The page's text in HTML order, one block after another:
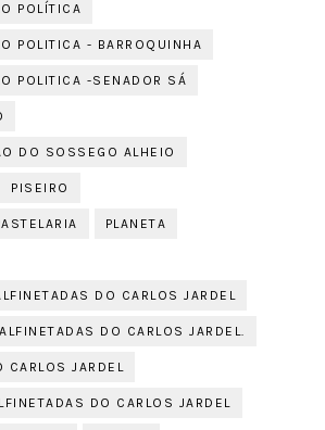
POLÍTICA
POLITICA - BARROQUINHA
POLITICA -SENADOR SÁ
DO SOSSEGO ALHEIO
PISEIRO
PLANETA
DO CARLOS JARDEL
DO CARLOS JARDEL.
CARLOS JARDEL
DO CARLOS JARDEL